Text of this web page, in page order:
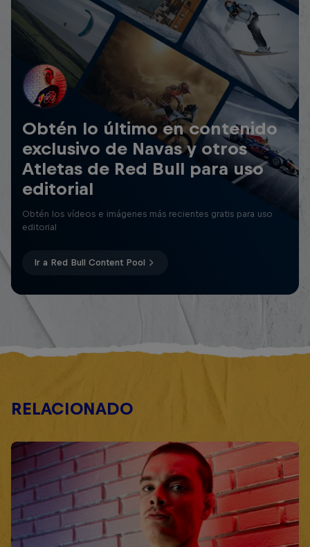
Obtén lo último en contenido
exclusivo de Navas y otros
Atletas de Red Bull para uso
editorial
Obtén los vídeos e imágenes más recientes gratis para uso
editorial
Ir a Red Bull Content Pool
RELACIONADO